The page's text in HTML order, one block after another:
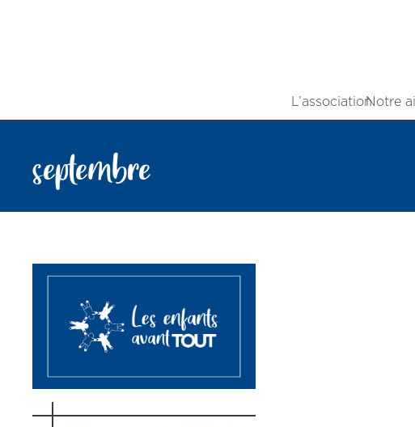
L’associationNotre
septembre